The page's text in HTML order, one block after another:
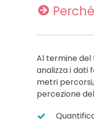
Al termine
analizza i dati
metri
percezione